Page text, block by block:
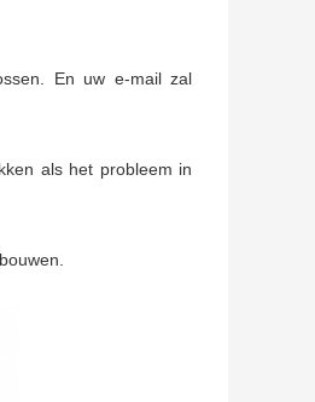
En uw e-mail zal
als het probleem in